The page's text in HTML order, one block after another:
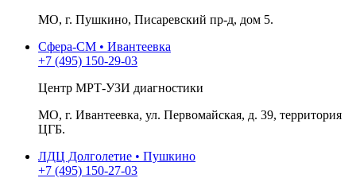
МО, г. Пушкино, Писаревский пр-д, дом 5.
Сфера-СМ • Ивантеевка
+7 (495) 150-29-03
Центр МРТ-УЗИ диагностики
МО, г. Ивантеевка, ул. Первомайская, д. 39, территория
ЦГБ.
ЛДЦ Долголетие • Пушкино
+7 (495) 150-27-03